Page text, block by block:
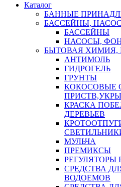
Каталог
БАННЫЕ
БАССЕЙНЫ,
БАССЕЙНЫ
НАСОСЫ,
БЫТОВАЯ ХИМИЯ,
АНТИМОЛЬ
ГИДРОГЕЛЬ
ГРУНТЫ
КОКОСОВЫЕ
КРАСКА
ДЕРЕВЬЕВ
МУЛЬЧА
ПРЕМИКСЫ
РЕГУЛЯТОРЫ
СРЕДСТВА
ВОДОЕМОВ